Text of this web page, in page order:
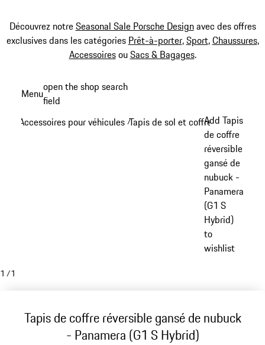
Découvrez notreSeasonal Sale Porsche Designavec des offres
exclusives dans les catégories Prêt-à-porter,Sport,Chaussures,
AccessoiresouSacs & Bagages.
principal
Menuopen the shop search
field
Accessoires pour véhicules /Tapis de sol et coffre à bagages
Add Tapis
de coffre
réversible
gansé de
nubuck -
Panamera
(G1 S
Hybrid)
to
wishlist
1 /1
Tapis de coffre réversible gansé de nubuck
- Panamera (G1 S Hybrid)